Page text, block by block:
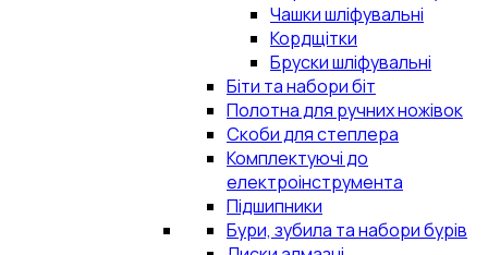
Чашки шліфувальні
Кордщітки
Бруски шліфувальні
Біти та набори біт
Полотна для ручних ножівок
Скоби для степлера
Комплектуючі до
електроінструмента
Підшипники
Бури, зубила та набори бурів